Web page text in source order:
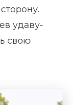
удаву-
свою